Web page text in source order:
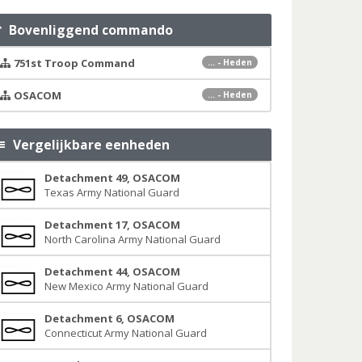
Bovenliggend commando
... - Heden
751st Troop Command
... - Heden
OSACOM
Vergelijkbare eenheden
Detachment 49, OSACOM
Texas Army National Guard
Detachment 17, OSACOM
North Carolina Army National Guard
Detachment 44, OSACOM
New Mexico Army National Guard
Detachment 6, OSACOM
Connecticut Army National Guard